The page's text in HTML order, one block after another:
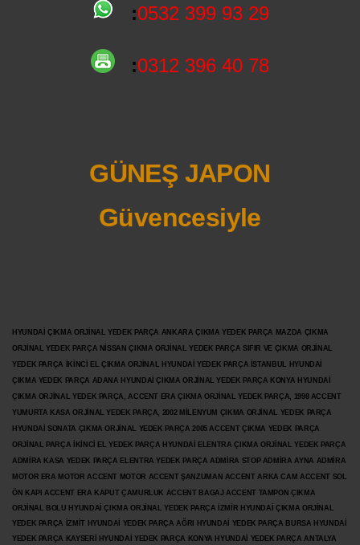
:0532 399 93 29
:0312 396 40 78
GÜNEŞ JAPON
Güvencesiyle
HYUNDAİ ÇIKMA ORJİNAL YEDEK PARÇA ANKARA ÇIKMA YEDEK PARÇA MAZDA ÇIKMA
ORJİNAL YEDEK PARÇA NİSSAN ÇIKMA ORJİNAL YEDEK PARÇA SIFIR VE ÇIKMA ORJİNAL
YEDEK PARÇA İKİNCİ EL ÇIKMA ORJİNAL HYUNDAİ YEDEK PARÇA İSTANBUL HYUNDAİ
ÇIKMA YEDEK PARÇA ADANA HYUNDAİ ÇIKMA ORJİNAL YEDEK PARÇA KONYA HYUNDAİ
ÇIKMA ORJİNAL YEDEK PARÇA, ACCENT ERA ÇIKMA ORJİNAL YEDEK PARÇA, 1998 ACCENT
YUMURTA KASA ORJİNAL YEDEK PARÇA, 2002 MİLENYUM ÇIKMA ORJİNAL YEDEK PARÇA
HYUNDAİ SONATA ÇIKMA ORJİNAL YEDEK PARÇA 2005 ACCENT ÇIKMA YEDEK PARÇA
ORJİNAL PARÇA İKİNCİ EL YEDEK PARÇA HYUNDAİ ELENTRA ÇIKMA ORJİNAL YEDEK PARÇA
ADMİRA KASA YEDEK PARÇA ELENTRA YEDEK PARÇA ADMİRA STOP ADMİRA AYNA ADMİRA
MOTOR ERA MOTOR ACCENT MOTOR ACCENT ŞANZUMAN ACCENT ARKA CAM ACCENT SOL
ÖN KAPI ACCENT ERA KAPUT ÇAMURLUK ACCENT BAGAJ ACCENT TAMPON ÇIKMA
ORJİNAL BOLU HYUNDAİ ÇIKMA ORJİNAL YEDEK PARÇA İZMİR HYUNDAİ ÇIKMA ORJİNAL
YEDEK PARÇA İZMİT HYUNDAİ YEDEK PARÇA AĞRI HYUNDAİ YEDEK PARÇA BURSA HYUNDAİ
YEDEK PARÇA KAYSERİ HYUNDAİ YEDEK PARÇA KONYA HYUNDAİ YEDEK PARÇA ANTALYA